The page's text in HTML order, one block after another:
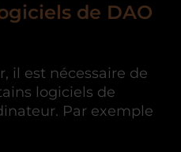
de DAO
il est nécessaire de
logiciels de
Par exemple